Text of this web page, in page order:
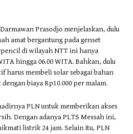
Prasodjo menjelaskan, dulu
amat bergantung pada genset
di wilayah NTT ini hanya
hingga 06.00 WITA. Bahkan, dulu
harus membeli solar sebagai bahan
biaya Rp10.000 per malam.
PLN untuk memberikan akses
Dengan adanya PLTS Messah ini,
listrik 24 jam. Selain itu, PLN